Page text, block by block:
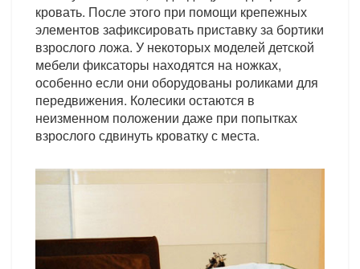
кровать. После этого при помощи крепежных
элементов зафиксировать приставку за бортики
взрослого ложа. У некоторых моделей детской
мебели фиксаторы находятся на ножках,
особенно если они оборудованы роликами для
передвижения. Колесики остаются в
неизменном положении даже при попытках
взрослого сдвинуть кроватку с места.